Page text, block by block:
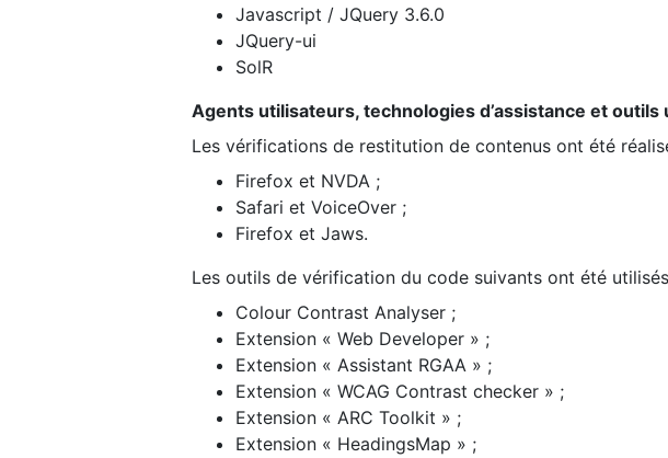
Javascript / JQuery 3.6.0
JQuery-ui
SolR
Agents utilisateurs, technologies d’assistance et
Les vérifications de restitution de contenus ont été
Firefox et NVDA ;
Safari et VoiceOver ;
Firefox et Jaws.
Les outils de vérification du code suivants ont été
Colour Contrast Analyser ;
Extension « Web Developer » ;
Extension « Assistant RGAA » ;
Extension « WCAG Contrast checker » ;
Extension « ARC Toolkit » ;
Extension « HeadingsMap » ;